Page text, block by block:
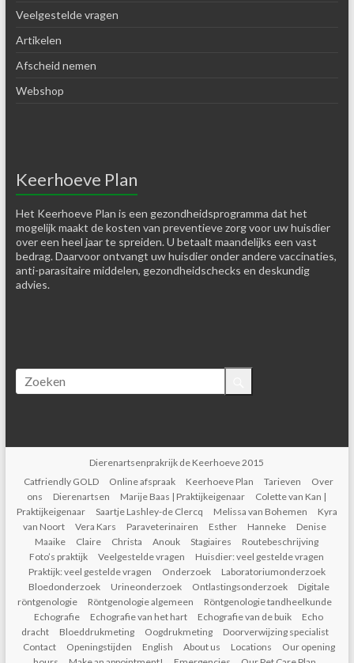
Veelgestelde vragen
Artikelen
Afscheid nemen
Webshop
Keerhoeve Plan
Het Keerhoeve Plan is een gezondheidsprogramma dat het
mogelijk maakt de kosten van preventieve zorg voor uw huisdier
over een heel jaar te spreiden. U betaalt maandelijks een vast
bedrag. Daarvoor ontvangt uw huisdier onder andere vaccinaties,
anti-parasitaire middelen, gezondheidschecks en deskundig
advies.
Dierenartsenprakrijk de Keerhoeve 2015
Catfriendly GOLD
Online afspraak Keerhoeve Plan Tarieven
Over
ons
Dierenartsen Marije Baas | Praktijkeigenaar
Colette van Kan |
Praktijkeigenaar
Saartje Lashley-de Clercq Melissa van Bohemen
Kyra
van Noort
Vera Kars Paraveterinairen Esther Hanneke
Denise
Maaike
Claire Christa Anouk Stagiaires
Routebeschrijving
Foto’s praktijk
Veelgestelde vragen
Huisdier: veel gestelde vragen
Praktijk: veel gestelde vragen
Onderzoek
Laboratoriumonderzoek
Bloedonderzoek
Urineonderzoek Ontlastingsonderzoek
Digitale
röntgenologie
Röntgenologie algemeen
Röntgenologie tandheelkunde
Echografie
Echografie van het hart Echografie van de buik
Echo
dracht
Bloeddrukmeting Oogdrukmeting
Doorverwijzing specialist
Contact
Openingstijden English About us Locations
Our opening